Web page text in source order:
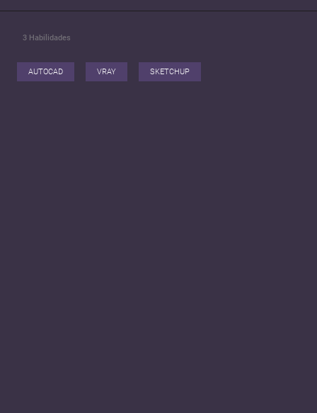
3 Habilidades
AUTOCAD VRAY SKETCHUP